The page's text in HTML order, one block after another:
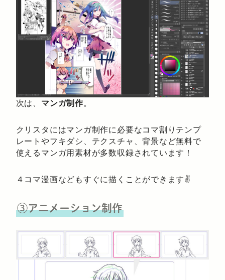
次は、 マンガ制作。
クリスタにはマンガ制作に必要なコマ割りテンプ
レートやフキダシ、テクスチャ、背景など無料で
使えるマンガ用素材が多数収録されています！
４コマ漫画などもすぐに描くことができます✌️
③アニメーション制作